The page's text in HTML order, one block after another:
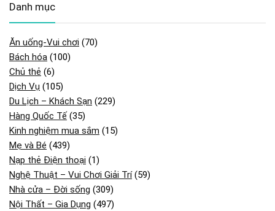
Danh mục
Ăn uống-Vui chơi (70)
Bách hóa (100)
Chủ thẻ (6)
Dịch Vụ (105)
Du Lịch – Khách Sạn (229)
Hàng Quốc Tế (35)
Kinh nghiệm mua sắm (15)
Mẹ và Bé (439)
Nạp thẻ Điện thoại (1)
Nghệ Thuật – Vui Chơi Giải Trí(59)
Nhà cửa – Đời sống (309)
Nội Thất – Gia Dụng (497)